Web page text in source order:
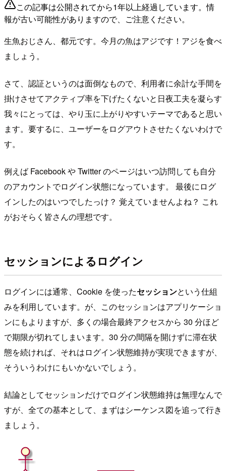
この記事は公開されてから1年以上経過しています。情
報が古い可能性がありますので、ご注意ください。
生魚おじさん、都元です。今月の魚はアジです！アジを食べ
ましょう。
さて、認証というのは面倒なもので、利用者に余計な手間を
掛けさせてアクティブ率を下げたくないと日夜工夫を凝らす
我々にとっては、やり玉に上がりやすいテーマであると思い
ます。要するに、ユーザーをログアウトさせたくないわけで
す。
例えば Facebook や Twitter のページはいつ訪問しても自分
のアカウントでログイン状態になっています。 最後にログ
インしたのはいつでしたっけ？ 覚えていませんよね？ これ
がおそらく皆さんの理想です。
セッションによるログイン
ログインには通常、Cookie を使ったセッションという仕組
みを利用しています。が、このセッションはアプリケーショ
ンにもよりますが、多くの場合最終アクセスから 30 分ほど
で期限が切れてしまいます。30 分の間隔を開けずに滞在状
態を続ければ、それはログイン状態維持が実現できますが、
そういうわけにもいかないでしょう。
結論としてセッションだけでログイン状態維持は無理なんで
すが、全ての基本として、まずはシーケンス図を追って行き
ましょう。